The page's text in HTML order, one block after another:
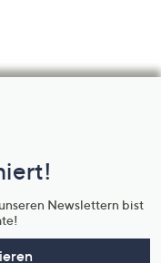
Newslettern bist